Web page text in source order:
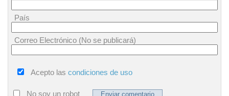
País
Correo Electrónico (No se publicará)
Acepto las condiciones de uso
No soy un robot